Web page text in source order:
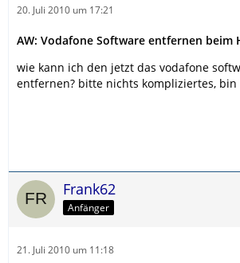
20. Juli 2010 um 17:21
AW: Vodafone Software entfernen beim
wie kann ich den jetzt das vodafone
entfernen? bitte nichts kompliziertes, bin
Frank62
Anfänger
21. Juli 2010 um 11:18